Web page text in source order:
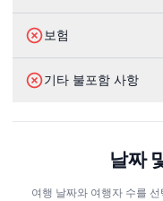
보험
기타 불포함 사항
날짜
여행 날짜와 여행자 수를